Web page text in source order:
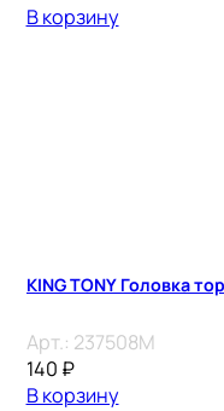
В корзину
KING TONY Головка
Арт.: 237508M
140 ₽
В корзину